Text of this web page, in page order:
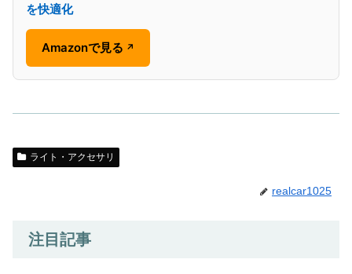
を快適化
Amazonで見る ↗
ライト・アクセサリ
realcar1025
注目記事